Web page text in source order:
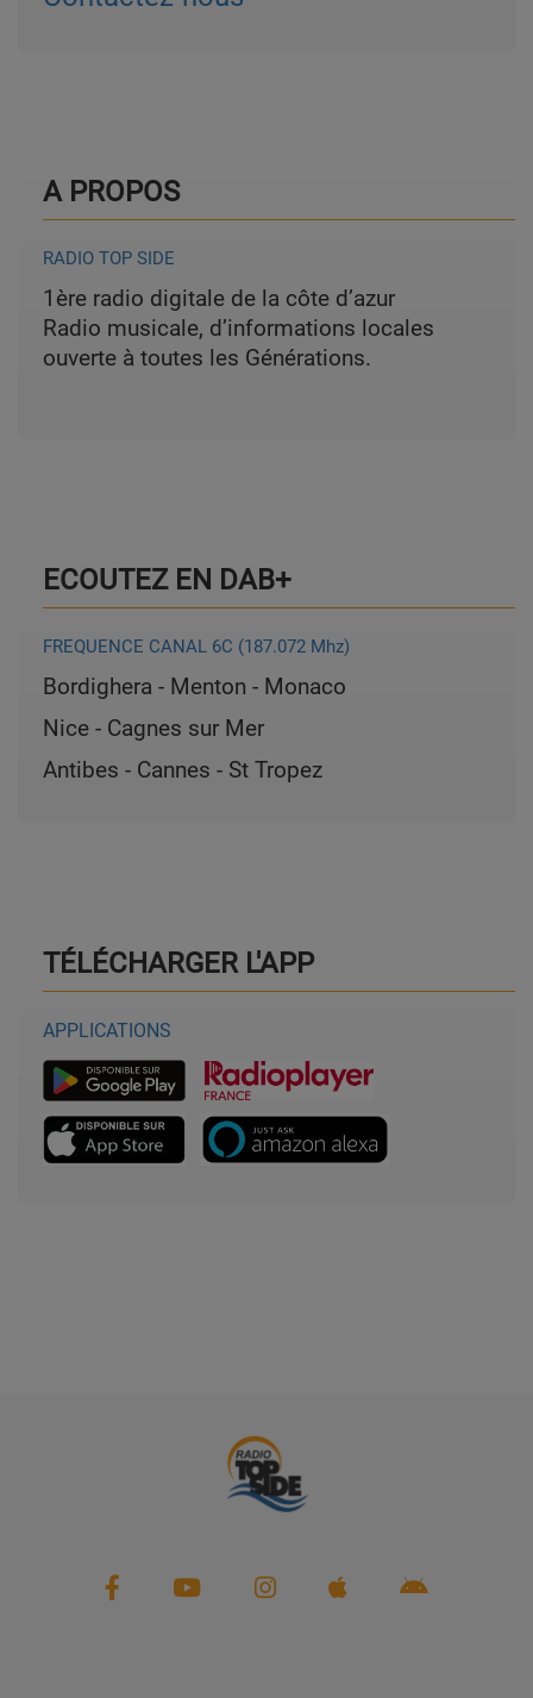
A PROPOS
RADIO TOP SIDE
1ère radio digitale de la côte d’azur
Radio musicale, d’informations locales
ouverte à toutes les Générations.
ECOUTEZ EN DAB+
FREQUENCE CANAL 6C (187.072 Mhz)
Bordighera - Menton - Monaco
Nice - Cagnes sur Mer
Antibes - Cannes - St Tropez
TÉLÉCHARGER L'APP
APPLICATIONS